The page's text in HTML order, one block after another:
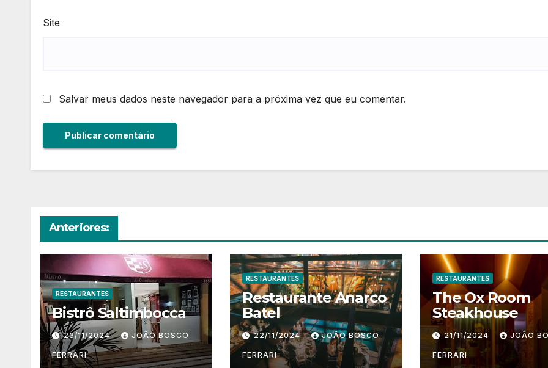
Site
Salvar meus dados neste navegador para a próxima vez que eu comentar.
Anteriores:
RESTAURANTES
Bistrô Saltimbocca
23/11/2024 JOÃO BOSCO
FERRARI
RESTAURANTES
Restaurante Anarco
Batel
22/11/2024 JOÃO BOSCO
FERRARI
RESTAURANTES
The Ox Room
Steakhouse
21/11/2024 JOÃO
FERRARI